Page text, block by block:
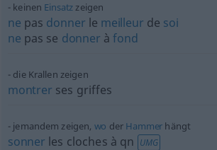
keinen Einsatzzeigen
ne pas donner le meilleur de soi
ne pas se donner àfond
die Krallen zeigen
montrer ses griffes
jemandem zeigen, wo der Hammer hängt
sonner les cloches à qn UMG